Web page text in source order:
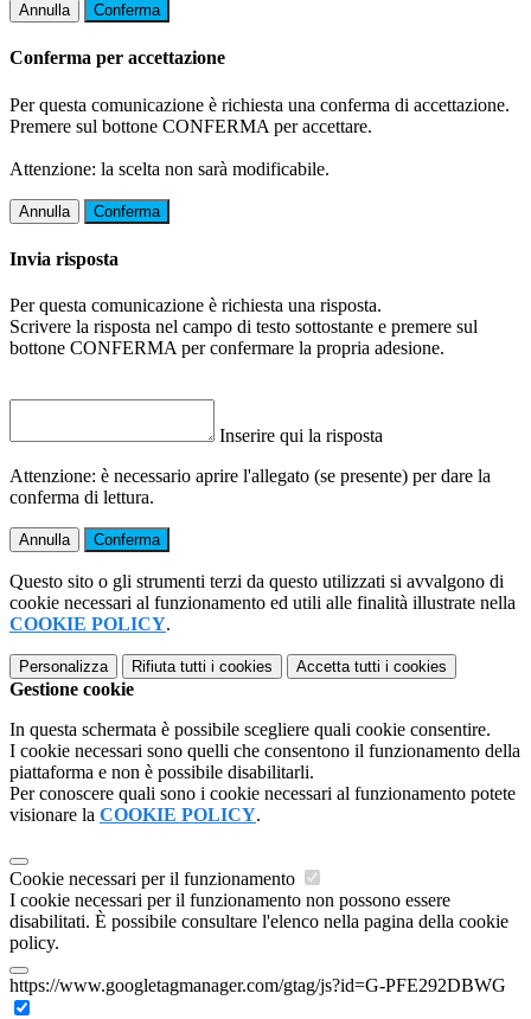
Annulla Conferma
Conferma per accettazione
Per questa comunicazione è richiesta una conferma di accettazione.
Premere sul bottone CONFERMA per accettare.
Attenzione: la scelta non sarà modificabile.
Annulla Conferma
Invia risposta
Per questa comunicazione è richiesta una risposta.
Scrivere la risposta nel campo di testo sottostante e premere sul
bottone CONFERMA per confermare la propria adesione.
Inserire qui la risposta
Attenzione: è necessario aprire l'allegato (se presente) per dare la
conferma di lettura.
Annulla Conferma
Questo sito o gli strumenti terzi da questo utilizzati si avvalgono di
cookie necessari al funzionamento ed utili alle finalità illustrate nella
COOKIE POLICY.
Personalizza Rifiuta tutti i cookies Accetta tutti i cookies
Gestione cookie
In questa schermata è possibile scegliere quali cookie consentire.
I cookie necessari sono quelli che consentono il funzionamento della
piattaforma e non è possibile disabilitarli.
Per conoscere quali sono i cookie necessari al funzionamento potete
visionare la COOKIE POLICY.
Cookie necessari per il funzionamento
I cookie necessari per il funzionamento non possono essere
disabilitati. È possibile consultare l'elenco nella pagina della cookie
policy.
https://www.googletagmanager.com/gtag/js?id=G-PFE292DBWG